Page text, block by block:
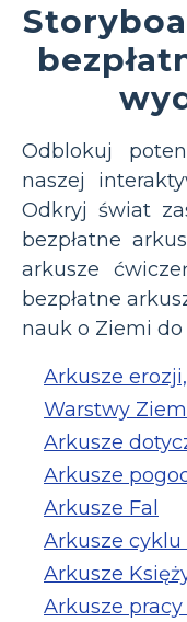
Odblokuj
naszej
Odkryj świat
bezpłatne
arkusze
bezpłatne
nauk o Ziemi
Arkusze
Warstwy
Arkusze
Arkusze
Arkusze Fal
Arkusze
Arkusze
Arkusze